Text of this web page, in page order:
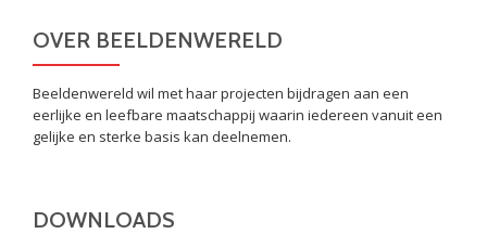
OVER BEELDENWERELD
Beeldenwereld wil met haar projecten bijdragen aan een
eerlijke en leefbare maatschappij waarin iedereen vanuit een
gelijke en sterke basis kan deelnemen.
DOWNLOADS